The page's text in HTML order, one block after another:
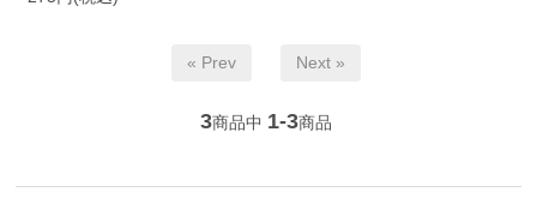
« Prev Next »
3商品中 1-3商品